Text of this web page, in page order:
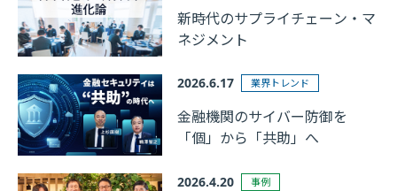
新時代のサプライチェーン・マ
ネジメント
2026.6.17 業界トレンド
金融機関のサイバー防御を
「個」から「共助」へ
2026.4.20 事例